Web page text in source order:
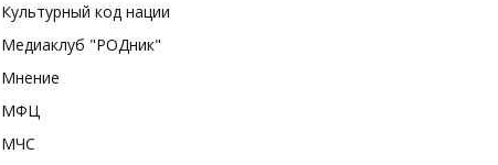
Культурный код нации
Медиаклуб "РОДник"
Мнение
МФЦ
МЧС